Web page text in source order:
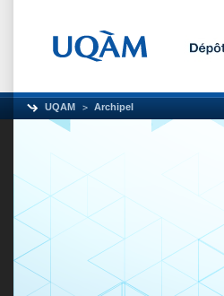
UQAM Archipel